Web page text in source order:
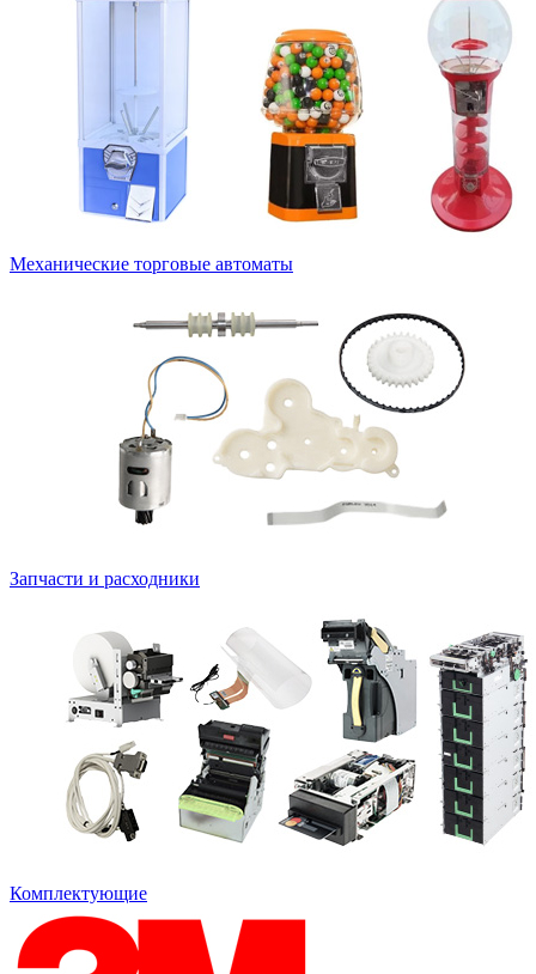
Механические торговые автоматы
Запчасти и расходники
Комплектующие